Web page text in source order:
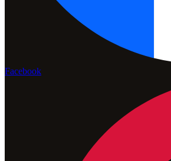
Facebook